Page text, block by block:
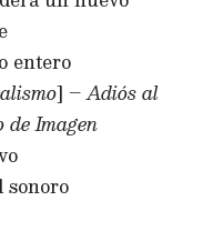
entero
] –Adiós al
Imagen